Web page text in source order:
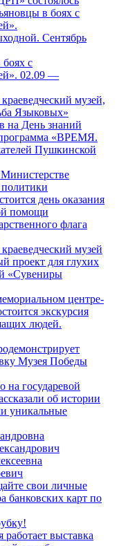
в боях с
Сентябрь
с
02.09 —
музей,
Языковых»
на День знаний
«ВРЕМЯ.
Пушкинской
Министерстве
политики
день оказания
помощи
флага
музей
проект для глухих
«Сувениры
центре-
экскурсия
людей.
Музея Победы
на государевой
об истории
уникальные
свои личные
банковских карт по
работает выставка